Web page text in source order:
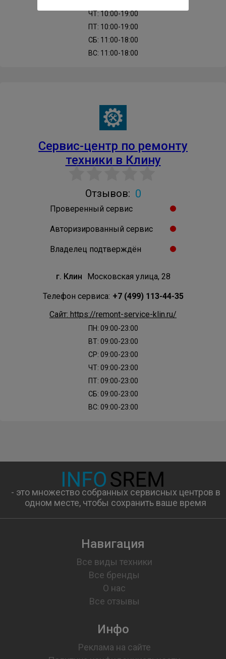
ЧТ: 10:00-19:00
ПТ: 10:00-19:00
СБ: 11:00-18:00
ВС: 11:00-18:00
Cервис-центр по ремонту
техники в Клину
Отзывов: 0
Проверенный сервис
Авторизированный сервис
Владелец подтверждён
г. Клин Московская улица, 28
Телефон сервиса: +7 (499) 113-44-35
Сайт: https://remont-service-klin.ru/
ПН: 09:00-23:00
ВТ: 09:00-23:00
СР: 09:00-23:00
ЧТ: 09:00-23:00
ПТ: 09:00-23:00
СБ: 09:00-23:00
ВС: 09:00-23:00
- это множество собранных сервисных центров в
одном месте, чтобы сохранить ваше время
Навигация
Все виды техники
Все бренды
О нас
Все отзывы
Инфо
Реклама на сайте